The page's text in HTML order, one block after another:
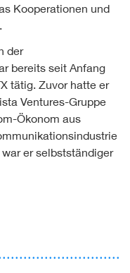
Kooperationen und
der
bereits seit Anfang
tätig. Zuvor hatte er
Ventures-Gruppe
Ökonom aus
er selbstständiger